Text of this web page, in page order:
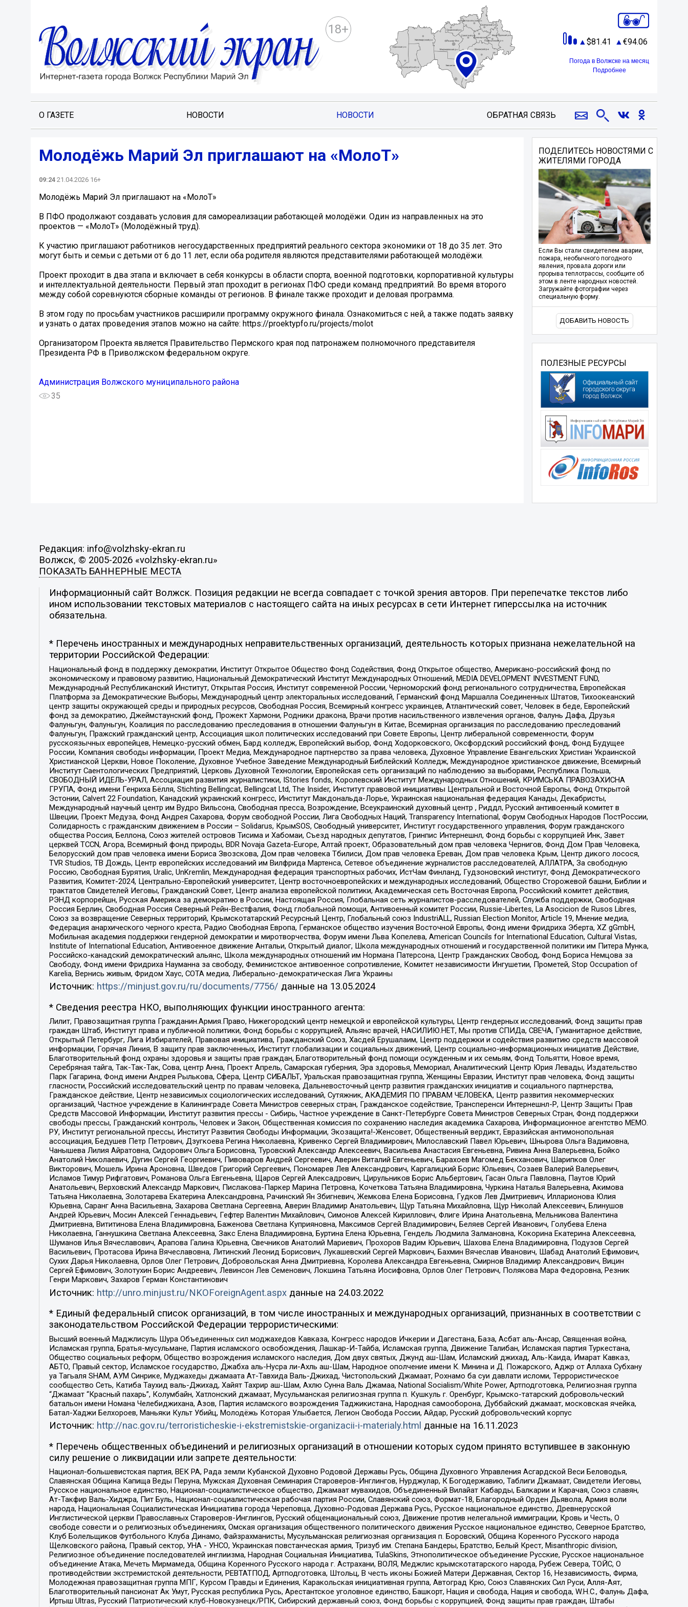
18+
81.41 94.06
Погода в Волжске на месяц
Подробнее
О ГАЗЕТЕ НОВОСТИ НОВОСТИ ОБРАТНАЯ СВЯЗЬ
Молодёжь Марий Эл приглашают на «МолоТ»
09:24 21.04.2026 16+
Молодёжь Марий Эл приглашают на «МолоТ»
В ПФО продолжают создавать условия для самореализации работающей молодёжи. Один из направленных на это
проектов — «МолоТ» (Молодёжный труд).
К участию приглашают работников негосударственных предприятий реального сектора экономики от 18 до 35 лет. Это
могут быть и семьи с детьми от 6 до 11 лет, если оба родителя являются представителями работающей молодёжи.
Проект проходит в два этапа и включает в себя конкурсы в области спорта, военной подготовки, корпоративной культуры
и интеллектуальной деятельности. Первый этап проходит в регионах ПФО среди команд предприятий. Во время второго
между собой соревнуются сборные команды от регионов. В финале также проходит и деловая программа.
В этом году по просьбам участников расширили программу окружного финала. Ознакомиться с ней, а также подать заявку
и узнать о датах проведения этапов можно на сайте: https://proektypfo.ru/projects/molot
Организатором Проекта является Правительство Пермского края под патронажем полномочного представителя
Президента РФ в Приволжском федеральном округе.
Администрация Волжского муниципального района
35
ПОДЕЛИТЕСЬ НОВОСТЯМИ С
ЖИТЕЛЯМИ ГОРОДА
Если Вы стали свидетелем аварии,
пожара, необычного погодного
явления, провала дороги или
прорыва теплотрассы, сообщите об
этом в ленте народных новостей.
Загружайте фотографии через
специальную форму.
ДОБАВИТЬ НОВОСТЬ
ПОЛЕЗНЫЕ РЕСУРСЫ
Редакция: info@volzhsky-ekran.ru
Волжск, © 2005-2026 «volzhsky-ekran.ru»
ПОКАЗАТЬ БАННЕРНЫЕ МЕСТА
Информационный сайт Волжск. Позиция редакции не всегда совпадает с точкой зрения авторов. При перепечатке текстов либо
ином использовании текстовых материалов с настоящего сайта на иных ресурсах в сети Интернет гиперссылка на источник
обязательна.
* Перечень иностранных и международных неправительственных организаций, деятельность которых признана нежелательной на
территории Российской Федерации:
Национальный фонд в поддержку демократии, Институт Открытое Общество Фонд Содействия, Фонд Открытое общество, Американо-российский фонд по
экономическому и правовому развитию, Национальный Демократический Институт Международных Отношений, MEDIA DEVELOPMENT INVESTMENT FUND,
Международный Республиканский Институт, Открытая Россия, Институт современной России, Черноморский фонд регионального сотрудничества, Европейская
Платформа за Демократические Выборы, Международный центр электоральных исследований, Германский фонд Маршалла Соединенных Штатов, Тихоокеанский
центр защиты окружающей среды и природных ресурсов, Свободная Россия, Всемирный конгресс украинцев, Атлантический совет, Человек в беде, Европейский
фонд за демократию, Джеймстаунский фонд, Прожект Хармони, Родники дракона, Врачи против насильственного извлечения органов, Фалунь Дафа, Друзья
Фалуньгун, Фалуньгун, Коалиция по расследованию преследования в отношении Фалуньгун в Китае, Всемирная организация по расследованию преследований
Фалуньгун, Пражский гражданский центр, Ассоциация школ политических исследований при Совете Европы, Центр либеральной современности, Форум
русскоязычных европейцев, Немецко-русский обмен, Бард колледж, Европейский выбор, Фонд Ходорковского, Оксфордский российский фонд, Фонд Будущее
России, Компания свободы информации, Проект Медиа, Международное партнерство за права человека, Духовное Управление Евангельских Христиан Украинской
Христианской Церкви, Новое Поколение, Духовное Учебное Заведение Международный Библейский Колледж, Международное христианское движение, Всемирный
Институт Саентологических Предприятий, Церковь Духовной Технологии, Европейская сеть организаций по наблюдению за выборами, Республика Польша,
СВОБОДНЫЙ ИДЕЛЬ-УРАЛ, Ассоциация развития журналистики, IStories fonds, Королевский Институт Международных Отношений, КРИМСЬКА ПРАВОЗАХИСНА
ГРУПА, Фонд имени Генриха Бёлля, Stichting Bellingcat, Bellingcat Ltd, The Insider, Институт правовой инициативы Центральной и Восточной Европы, Фонд Открытой
Эстонии, Calvert 22 Foundation, Канадский украинский конгресс, Институт Макдональда-Лорье, Украинская национальная федерация Канады, Декабристы,
Международный научный центр им Вудро Вильсона, Свободная пресса, Возрождение, Всеукраинский духовный центр , Риддл, Русский антивоенный комитет в
Швеции, Проект Медуза, Фонд Андрея Сахарова, Форум свободной России, Лига Свободных Наций, Transparеncy International, Форум Свободных Народов ПостРоссии,
Солидарность с гражданским движением в России – Solidarus, КрымSOS, Свободный университет, Институт государственного управления, Форум гражданского
общества Россия, Беллона, Союз жителей островов Тисима и Хабомаи, Съезд народных депутатов, Гринпис Интернешнл, Фонд борьбы с коррупцией Инк, Завет
церквей TCCN, Агора, Всемирный фонд природы, BDR Novaja Gazeta-Europe, Алтай проект, Образовательный дом прав человека Чернигов, Фонд Дом Прав Человека,
Белорусский дом прав человека имени Бориса Звозскова, Дом прав человека Тбилиси, Дом прав человека Ереван, Дом прав человека Крым, Центр дикого лосося,
TVR Studios, ТВ Дождь, Центр европейских исследований им Вилфрида Мартенса, Сетевое объединение журналистов расследователей, АЛЛАТРА, За свободную
Россию, Свободная Бурятия, Uralic, UnKremlin, Международная федерация транспортных рабочих, ИстЧам Финланд, Гудзоновский институт, Фонд Демократического
Развития, Комитет-2024, Центрально-Европейский университет, Центр восточноевропейских и международных исследований, Общество Сторожевой башни, Библии и
трактатов Свидетелей Иеговы, Гражданский Совет, Центр анализа европейской политики, Академическая сеть Восточная Европа, Российский комитет действия,
РЭНД корпорейшн, Русская Америка за демократию в России, Настоящая Россия, Глобальная сеть журналистов-расследователей, Служба поддержки, Свободная
Россия Берлин, Свободная Россия Северный Рейн-Вестфалия, Фонд глобальной помощи, Антивоенный комитет России, Russie-Libertes, La Asocicion de Rusos Libres,
Союз за возвращение Северных территорий, Крымскотатарский Ресурсный Центр, Глобальный союз IndustriALL, Russian Election Monitor, Article 19, Мнение медиа,
Федерация анархического черного креста, Радио Свободная Европа, Германское общество изучения Восточной Европы, Фонд имени Фридриха Эберта, XZ gGmbH,
Мобильная академия поддержки гендерной демократии и миротворчества, Форум имени Льва Копелева, American Councils for International Education, Cultural Vistas,
Institute of International Education, Антивоенное движение Антальи, Открытый диалог, Школа международных отношений и государственной политики им Питера Мунка,
Российско-канадский демократический альянс, Школа международных отношений им Нормана Патерсона, Центр Гражданских Свобод, Фонд Бориса Немцова за
Свободу, Фонд имени Фридриха Науманна за свободу, Феминистское антивоенное сопротивление, Комитет независимости Ингушетии, Прометей, Stop Occupation of
Karelia, Вернись живым, Фридом Хаус, СОТА медиа, Либерально-демократическая Лига Украины
Источник: https://minjust.gov.ru/ru/documents/7756/ данные на 13.05.2024
* Сведения реестра НКО, выполняющих функции иностранного агента:
Лилит, Правозащитная группа Гражданин.Армия.Право, Нижегородский центр немецкой и европейской культуры, Центр гендерных исследований, Фонд защиты прав
граждан Штаб, Институт права и публичной политики, Фонд борьбы с коррупцией, Альянс врачей, НАСИЛИЮ.НЕТ, Мы против СПИДа, СВЕЧА, Гуманитарное действие,
Открытый Петербург, Лига Избирателей, Правовая инициатива, Гражданский Союз, Хасдей Ерушалаим, Центр поддержки и содействия развитию средств массовой
информации, Горячая Линия, В защиту прав заключенных, Институт глобализации и социальных движений, Центр социально-информационных инициатив Действие,
Благотворительный фонд охраны здоровья и защиты прав граждан, Благотворительный фонд помощи осужденным и их семьям, Фонд Тольятти, Новое время,
Серебряная тайга, Так-Так-Так, Сова, центр Анна, Проект Апрель, Самарская губерния, Эра здоровья, Мемориал, Аналитический Центр Юрия Левады, Издательство
Парк Гагарина, Фонд имени Андрея Рылькова, Сфера, Центр СИБАЛЬТ, Уральская правозащитная группа, Женщины Евразии, Институт прав человека, Фонд защиты
гласности, Российский исследовательский центр по правам человека, Дальневосточный центр развития гражданских инициатив и социального партнерства,
Гражданское действие, Центр независимых социологических исследований, Сутяжник, АКАДЕМИЯ ПО ПРАВАМ ЧЕЛОВЕКА, Центр развития некоммерческих
организаций, Частное учреждение в Калининграде Совета Министров северных стран, Гражданское содействие, Трансперенси Интернешнл-Р, Центр Защиты Прав
Средств Массовой Информации, Институт развития прессы - Сибирь, Частное учреждение в Санкт-Петербурге Совета Министров Северных Стран, Фонд поддержки
свободы прессы, Гражданский контроль, Человек и Закон, Общественная комиссия по сохранению наследия академика Сахарова, Информационное агентство МЕМО.
РУ, Институт региональной прессы, Институт Развития Свободы Информации, Экозащита!-Женсовет, Общественный вердикт, Евразийская антимонопольная
ассоциация, Бедушев Петр Петрович, Дзугкоева Регина Николаевна, Кривенко Сергей Владимирович, Милославский Павел Юрьевич, Шнырова Ольга Вадимовна,
Чанышева Лилия Айратовна, Сидорович Ольга Борисовна, Туровский Александр Алексеевич, Васильева Анастасия Евгеньевна, Ривина Анна Валерьевна, Бойко
Анатолий Николаевич, Дугин Сергей Георгиевич, Пивоваров Андрей Сергеевич, Аверин Виталий Евгеньевич, Барахоев Магомед Бекханович, Шарипков Олег
Викторович, Мошель Ирина Ароновна, Шведов Григорий Сергеевич, Пономарев Лев Александрович, Каргалицкий Борис Юльевич, Созаев Валерий Валерьевич,
Исламов Тимур Рифгатович, Романова Ольга Евгеньевна, Щаров Сергей Алексадрович, Цирульников Борис Альбертович, Гасан Ольга Павловна, Паутов Юрий
Анатольевич, Верховский Александр Маркович, Пислакова-Паркер Марина Петровна, Кочеткова Татьяна Владимировна, Чуркина Наталья Валерьевна, Акимова
Татьяна Николаевна, Золотарева Екатерина Александровна, Рачинский Ян Збигневич, Жемкова Елена Борисовна, Гудков Лев Дмитриевич, Илларионова Юлия
Юрьевна, Саранг Анна Васильевна, Захарова Светлана Сергеевна, Аверин Владимир Анатольевич, Щур Татьяна Михайловна, Щур Николай Алексеевич, Блинушов
Андрей Юрьевич, Мосин Алексей Геннадьевич, Гефтер Валентин Михайлович, Симонов Алексей Кириллович, Флиге Ирина Анатольевна, Мельникова Валентина
Дмитриевна, Вититинова Елена Владимировна, Баженова Светлана Куприяновна, Максимов Сергей Владимирович, Беляев Сергей Иванович, Голубева Елена
Николаевна, Ганнушкина Светлана Алексеевна, Закс Елена Владимировна, Буртина Елена Юрьевна, Гендель Людмила Залмановна, Кокорина Екатерина Алексеевна,
Шуманов Илья Вячеславович, Арапова Галина Юрьевна, Свечников Анатолий Мариевич, Прохоров Вадим Юрьевич, Шахова Елена Владимировна, Подузов Сергей
Васильевич, Протасова Ирина Вячеславовна, Литинский Леонид Борисович, Лукашевский Сергей Маркович, Бахмин Вячеслав Иванович, Шабад Анатолий Ефимович,
Сухих Дарья Николаевна, Орлов Олег Петрович, Добровольская Анна Дмитриевна, Королева Александра Евгеньевна, Смирнов Владимир Александрович, Вицин
Сергей Ефимович, Золотухин Борис Андреевич, Левинсон Лев Семенович, Локшина Татьяна Иосифовна, Орлов Олег Петрович, Полякова Мара Федоровна, Резник
Генри Маркович, Захаров Герман Константинович
Источник: http://unro.minjust.ru/NKOForeignAgent.aspxданные на 24.03.2022
* Единый федеральный список организаций, в том числе иностранных и международных организаций, признанных в соответствии с
законодательством Российской Федерации террористическими:
Высший военный Маджлисуль Шура Объединенных сил моджахедов Кавказа, Конгресс народов Ичкерии и Дагестана, База, Асбат аль-Ансар, Священная война,
Исламская группа, Братья-мусульмане, Партия исламского освобождения, Лашкар-И-Тайба, Исламская группа, Движение Талибан, Исламская партия Туркестана,
Общество социальных реформ, Общество возрождения исламского наследия, Дом двух святых, Джунд аш-Шам, Исламский джихад, Аль-Каида, Имарат Кавказ,
АБТО, Правый сектор, Исламское государство, Джабха аль-Нусра ли-Ахль аш-Шам, Народное ополчение имени К. Минина и Д. Пожарского, Аджр от Аллаха Субхану
уа Тагьаля SHAM, АУМ Синрике, Муджахеды джамаата Ат-Тавхида Валь-Джихад, Чистопольский Джамаат, Рохнамо ба суи давлати исломи, Террористическое
сообщество Сеть, Катиба Таухид валь-Джихад, Хайят Тахрир аш-Шам, Ахлю Сунна Валь Джамаа, National Socialism/White Power, Артподготовка, Религиозная группа
“Джамаат “Красный пахарь”, Колумбайн, Хатлонский джамаат, Мусульманская религиозная группа п. Кушкуль г. Оренбург, Крымско-татарский добровольческий
батальон имени Номана Челебиджихана, Азов, Партия исламского возрождения Таджикистана, Народная самооборона, Дуббайский джамаат, московская ячейка,
Батал-Хаджи Белхороев, Маньяки Культ Убийц, Молодёжь Которая Улыбается, Легион Свобода России, Айдар, Русский добровольческий корпус
Источник: http://nac.gov.ru/terroristicheskie-i-ekstremistskie-organizacii-i-materialy.html данные на 16.11.2023
* Перечень общественных объединений и религиозных организаций в отношении которых судом принято вступившее в законную
силу решение о ликвидации или запрете деятельности:
Национал-большевистская партия, ВЕК РА, Рада земли Кубанской Духовно Родовой Державы Русь, Община Духовного Управления Асгардской Веси Беловодья,
Славянская Община Капища Веды Перуна, Мужская Духовная Семинария Староверов-Инглингов, Нурджулар, К Богодержавию, Таблиги Джамаат, Свидетели Иеговы,
Русское национальное единство, Национал-социалистическое общество, Джамаат мувахидов, Объединенный Вилайат Кабарды, Балкарии и Карачая, Союз славян,
Ат-Такфир Валь-Хиджра, Пит Буль, Национал-социалистическая рабочая партия России, Славянский союз, Формат-18, Благородный Орден Дьявола, Армия воли
народа, Национальная Социалистическая Инициатива города Череповца, Духовно-Родовая Держава Русь, Русское национальное единство, Древнерусской
Инглистической церкви Православных Староверов-Инглингов, Русский общенациональный союз, Движение против нелегальной иммиграции, Кровь и Честь, О
свободе совести и о религиозных объединениях, Омская организация общественного политического движения Русское национальное единство, Северное Братство,
Клуб Болельщиков Футбольного Клуба Динамо, Файзрахманисты, Мусульманская религиозная организация п. Боровский, Община Коренного Русского народа
Щелковского района, Правый сектор, УНА - УНСО, Украинская повстанческая армия, Тризуб им. Степана Бандеры, Братство, Белый Крест, Misanthropic division,
Религиозное объединение последователей инглиизма, Народная Социальная Инициатива, TulaSkins, Этнополитическое объединение Русские, Русское национальное
объединение Атака, Мечеть Мирмамеда, Община Коренного Русского народа г. Астрахани, ВОЛЯ, Меджлис крымскотатарского народа, Рубеж Севера, ТОЙС, О
противодействии экстремистской деятельности, РЕВТАТПОД, Артподготовка, Штольц, В честь иконы Божией Матери Державная, Сектор 16, Независимость, Фирма,
Молодежная правозащитная группа МПГ, Курсом Правды и Единения, Каракольская инициативная группа, Автоград Крю, Союз Славянских Сил Руси, Алля-Аят,
Благотворительный пансионат Ак Умут, Русская республика Русь, Арестантское уголовное единство, Башкорт, Нация и свобода, Нация и свобода, W.H.С., Фалунь Дафа,
Иртыш Ultras, Русский Патриотический клуб-Новокузнецк/РПК, Сибирский державный союз, Фонд борьбы с коррупцией, Фонд защиты прав граждан, Штабы